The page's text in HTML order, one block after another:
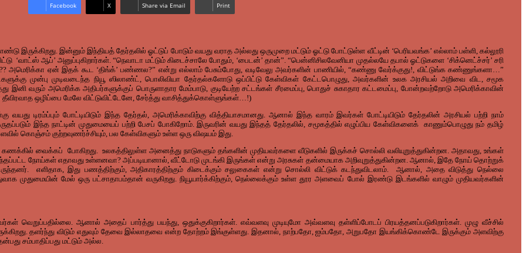
Facebook X Share via Email Print
இருக்கிறது. இன்னும் இந்தியத் தேர்தலில் ஓட்டுப் போடும் வயது வராத அல்லது ஒருமுறை மட்டும் ஓட்டு போட்டுள்ள வீட்டின் ‘பெரியவங்க’ எல்லாம் பள்ளி, கல்லூரி
‘வாட்ஸ் ஆப்’ அனுப்புகிறார்கள். “நெவாடா மட்டும் கிடைச்சாலே போதும், ‘பைடன்’ தான்”. “பென்னிசிலவேனியா முதல்லயே தபால் ஓட்டுகளை ‘சிக்னெட்ச்சர்’ சரி
அமெரிக்கா ஏன் இதக் கூட ‘திங்க்’ பண்ணல?” என்று எல்லாம் பேசும்போது, வடிவேலு அவர்களின் பாணியில், “கண்ணு வேர்க்குது!, விட்டுங்க கண்ணுங்களா…”
முன்பு முடிவடைந்த நியூ ஸிலாண்ட், பொலிவியா தேர்தல்களோடு ஒப்பிட்டு கேள்விகள் கேட்டபொழுது, அவர்களின் உலக அரசியல் அறிவை விட, சமூக
வரும் அமெரிக்க அதிபர்களுக்குப் பொருளாதார மேம்பாடு, குடியேற்ற சட்டங்கள் சீரமைப்பு, பொதுச் சுகாதார கட்டமைப்பு, போன்றவற்றோடு அமெரிக்காவின்
ஒழிப்பை மேலே விட்டுவிட்டேனே, சேர்த்து வாசித்துக்கொள்ளுங்கள்…!)
வயது டிரம்ப்பும் போட்டியிடும் இந்த தேர்தல், அமெரிக்காவிற்கு வித்தியாசமானது. ஆனால் இந்த வாரம் இவர்கள் போட்டியிடும் தேர்தலின் அரசியல் பற்றி நாம்
இந்த நாட்டின் முதுமையைப் பற்றி பேசப் போகிறோம். இருவரின் வயது இந்தத் தேர்தலில், சமூகத்தில் எழுப்பிய கேள்விகளைக் காணும்பொழுது நம் தமிழ்
கொஞ்சம் குற்றவுணர்ச்சியும், பல கேள்விகளும் உள்ள ஒரு விஷயம் இது.
வைக்கப் போகிறது. உலகத்திலுள்ள அனைத்து நாடுகளும் தங்களின் முதியவர்களை வீடுகளில் இருக்கச் சொல்லி வலியுறுத்துகின்றன. அதாவது, உங்கள்
நோய்கள் எதாவது உள்ளனவா? அப்படியானால், வீட்டோடு முடங்கி இருங்கள் என்று அரசுகள் தன்மையாக அறிவுறுத்துகின்றன. ஆனால், இதே நோய் தொற்றுக்
எளிதாக, இது பணத்திற்கும், அதிகாரத்திற்கும் கிடைக்கும் சலுகைகள் என்று சொல்லி விட்டுக் கடந்துவிடலாம். ஆனால், அதை விடுத்து நெல்லை
முதுமையின் மேல் ஒரு பட்சாதாபம்தான் வருகிறது. நியூயார்க்கிற்கும், நெல்லைக்கும் உள்ள தூர அளவைப் போல் இரண்டு இடங்களில் வாழும் முதியவர்களின்
ஆனால் அதைப் பார்த்து பயந்து, ஒதுக்குகிறார்கள். எவ்வளவு முடியுமோ அவ்வளவு தள்ளிப்போடப் பிரயத்தனப்படுகிறார்கள். முழு வீச்சில்
தளர்ந்து விடும் எதுவும் தேவை இல்லாதவை என்ற தோற்றம் இங்குள்ளது. இதனால், நாற்பதோ, ஐம்பதோ, அறுபதோ இயங்கிக்கொண்டே இருக்கும் அளவிற்கு
சம்பாதிப்பது மட்டும் அல்ல.